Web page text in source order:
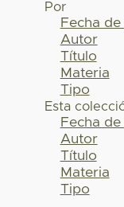
Por
Fecha
Autor
Título
Materia
Tipo
Esta
Fecha
Autor
Título
Materia
Tipo